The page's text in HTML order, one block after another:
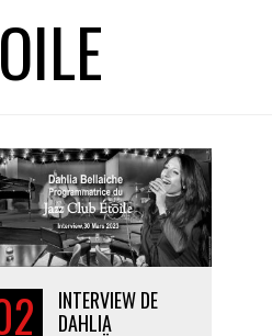
INTERVIEW DE
DAHLIA